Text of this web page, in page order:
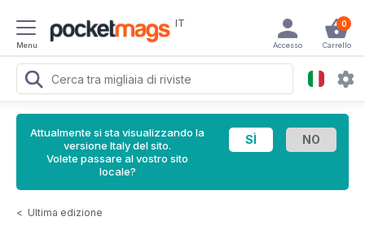
Menu
IT 0
Carrello
Accesso
Attualmente si sta visualizzando la
versione Italy del sito.
Volete passare al vostro sito
locale?
< Ultima edizione